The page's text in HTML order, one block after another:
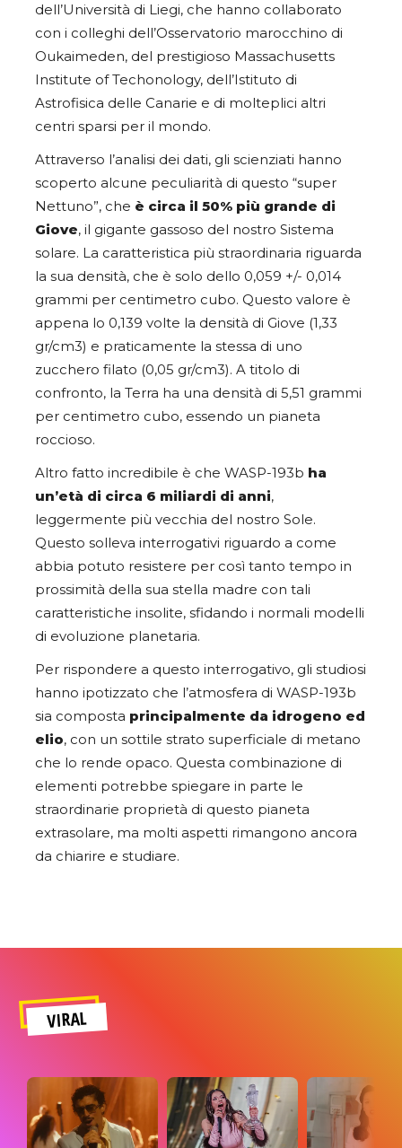
dell’Università di Liegi, che hanno collaborato
con i colleghi dell’Osservatorio marocchino di
Oukaimeden, del prestigioso Massachusetts
Institute of Techonology, dell’Istituto di
Astrofisica delle Canarie e di molteplici altri
centri sparsi per il mondo.
Attraverso l’analisi dei dati, gli scienziati hanno
scoperto alcune peculiarità di questo “super
Nettuno”, che è circa il 50% più grande di
Giove, il gigante gassoso del nostro Sistema
solare. La caratteristica più straordinaria riguarda
la sua densità, che è solo dello 0,059 +/- 0,014
grammi per centimetro cubo. Questo valore è
appena lo 0,139 volte la densità di Giove (1,33
gr/cm3) e praticamente la stessa di uno
zucchero filato (0,05 gr/cm3). A titolo di
confronto, la Terra ha una densità di 5,51 grammi
per centimetro cubo, essendo un pianeta
roccioso.
Altro fatto incredibile è che WASP-193b ha
un’età di circa 6 miliardi di anni,
leggermente più vecchia del nostro Sole.
Questo solleva interrogativi riguardo a come
abbia potuto resistere per così tanto tempo in
prossimità della sua stella madre con tali
caratteristiche insolite, sfidando i normali modelli
di evoluzione planetaria.
Per rispondere a questo interrogativo, gli studiosi
hanno ipotizzato che l’atmosfera di WASP-193b
sia composta principalmente da idrogeno ed
elio, con un sottile strato superficiale di metano
che lo rende opaco. Questa combinazione di
elementi potrebbe spiegare in parte le
straordinarie proprietà di questo pianeta
extrasolare, ma molti aspetti rimangono ancora
da chiarire e studiare.
VIRAL